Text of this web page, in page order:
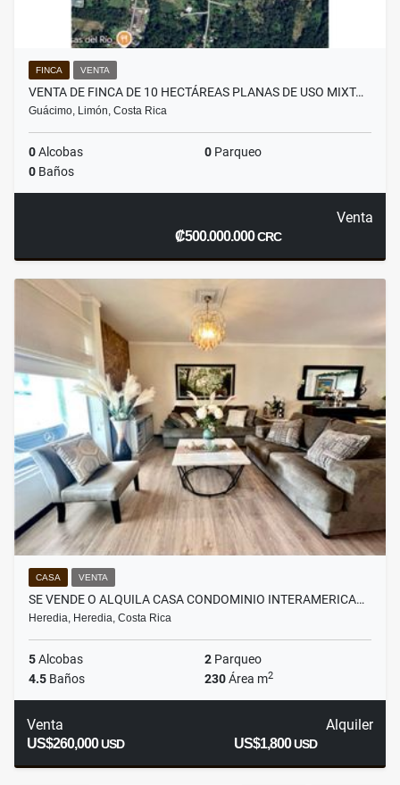
FINCA VENTA
VENTA DE FINCA DE 10 HECTÁREAS PLANAS DE USO MIXT…
Guácimo, Limón, Costa Rica
0Alcobas 0 Parqueo
0 Baños
Venta
₡500.000.000CRC
CASA VENTA
SE VENDE O ALQUILA CASA CONDOMINIO INTERAMERICA…
Heredia, Heredia, Costa Rica
5Alcobas 2 Parqueo
4.5 Baños 230Área m2
Venta
US$260,000USD
Alquiler
US$1,800USD